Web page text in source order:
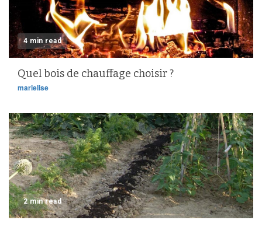
4 min read
Quel bois de chauffage choisir ?
marielise
2 min read